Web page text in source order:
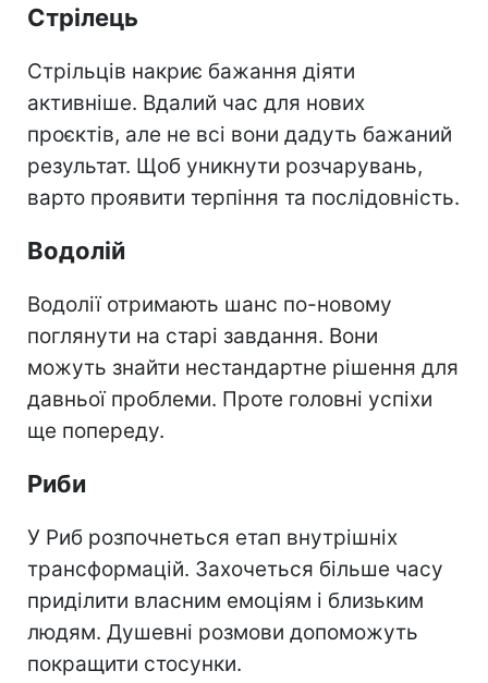
Стрілець
Стрільців накриє бажання діяти
активніше. Вдалий час для нових
проєктів, але не всі вони дадуть бажаний
результат. Щоб уникнути розчарувань,
варто проявити терпіння та послідовність.
Водолій
Водолії отримають шанс по-новому
поглянути на старі завдання. Вони
можуть знайти нестандартне рішення для
давньої проблеми. Проте головні успіхи
ще попереду.
Риби
У Риб розпочнеться етап внутрішніх
трансформацій. Захочеться більше часу
приділити власним емоціям і близьким
людям. Душевні розмови допоможуть
покращити стосунки.